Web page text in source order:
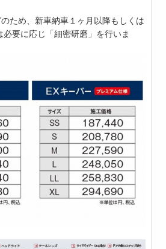
ため、新車納車１ヶ月以降もしくは
要に応じ「細密研磨」を行いま